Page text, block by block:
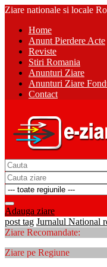
Ziare nationale si locale
Home
Anunt Pierdere Acte
Reviste
Stiri Romania
Anunturi Ziare
Anunturi Ziare
Contact
Adauga ziare
post tag Jurnalul National
Ziare Recomandate:
Ziare pe Regiune